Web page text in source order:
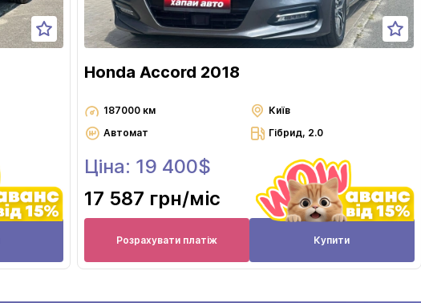
Honda Accord 2018
187000 км
Київ
Автомат
Гібрид, 2.0
Ціна: 19 400$
17 587 грн/міс
Розрахувати платіж Купити